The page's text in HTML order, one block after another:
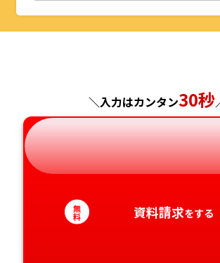
山形県
千葉県
神奈川県
福井県
長野県
岐阜県
静岡県
愛知県
京都府
兵庫県
奈良県
和歌山県
島根県
広島県
山口県
徳島県
香川県
福岡県
長崎県
熊本県
大分県
宮崎県
＼入力はカンタン30秒
無
料 資料請求をする